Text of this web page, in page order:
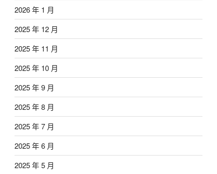
2026 年 1 月
2025 年 12 月
2025 年 11 月
2025 年 10 月
2025 年 9 月
2025 年 8 月
2025 年 7 月
2025 年 6 月
2025 年 5 月